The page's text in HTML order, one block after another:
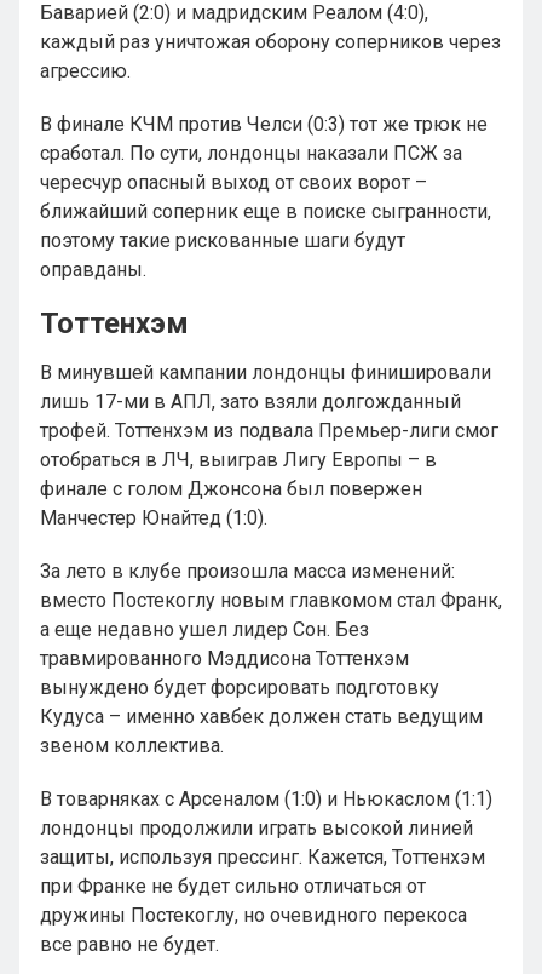
Баварией (2:0) и мадридским Реалом (4:0),
каждый раз уничтожая оборону соперников через
агрессию.
В финале КЧМ против Челси (0:3) тот же трюк не
сработал. По сути, лондонцы наказали ПСЖ за
чересчур опасный выход от своих ворот –
ближайший соперник еще в поиске сыгранности,
поэтому такие рискованные шаги будут
оправданы.
Тоттенхэм
В минувшей кампании лондонцы финишировали
лишь 17-ми в АПЛ, зато взяли долгожданный
трофей. Тоттенхэм из подвала Премьер-лиги смог
отобраться в ЛЧ, выиграв Лигу Европы – в
финале с голом Джонсона был повержен
Манчестер Юнайтед (1:0).
За лето в клубе произошла масса изменений:
вместо Постекоглу новым главкомом стал Франк,
а еще недавно ушел лидер Сон. Без
травмированного Мэддисона Тоттенхэм
вынуждено будет форсировать подготовку
Кудуса – именно хавбек должен стать ведущим
звеном коллектива.
В товарняках с Арсеналом (1:0) и Ньюкаслом (1:1)
лондонцы продолжили играть высокой линией
защиты, используя прессинг. Кажется, Тоттенхэм
при Франке не будет сильно отличаться от
дружины Постекоглу, но очевидного перекоса
все равно не будет.